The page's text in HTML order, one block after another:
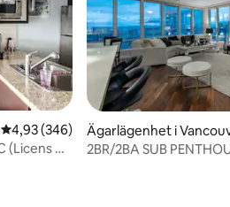
4,93 av 5 i genomsnittligt betyg, 346
4,93 (346)
(Licens #
Ägarlägenhet i
2BR/2BA SUB